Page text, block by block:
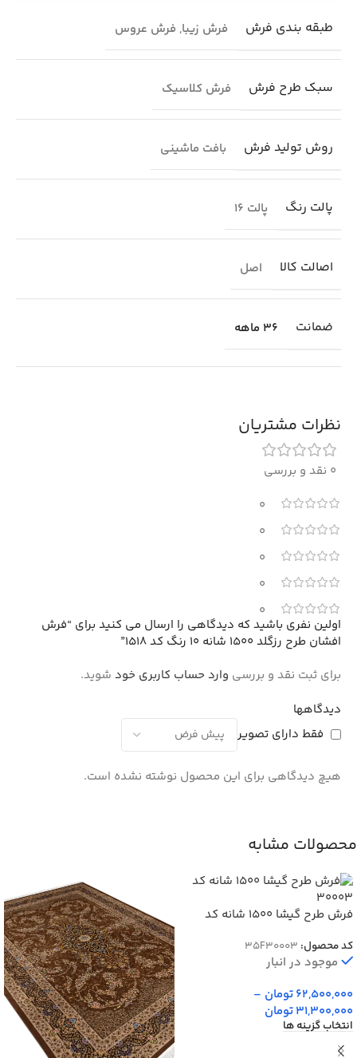
طبقه بندی فرش فرش زیبا, فرش عروس
سبک طرح فرش فرش کلاسیک
روش تولید فرش بافت ماشینی
پالت رنگ پالت 16
اصالت کالا اصل
ضمانت 36 ماهه
نظرات مشتریان
0 نقد و بررسی
0
0
0
0
0
دیدگاهها
فقط دارای تصویر
هیچ دیدگاهی برای این محصول نوشته نشده است.
اولین نفری باشید که دیدگاهی را ارسال می کنید برای “فرش
افشان طرح رزگلد 1500 شانه 10 رنگ کد 1518”
برای ثبت نقد و بررسی وارد حساب کاربری خود شوید.
محصولات مشابه
فرش طرح گیشا 1500 شانه کد
کد محصول: 35F30003
موجود در انبار
62,500,000تومان –
31,300,000تومان
انتخاب گزینه ها